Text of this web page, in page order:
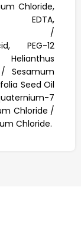
Chloride,
EDTA,
/
PEG-12
Helianthus
Sesamum
Seed Oil
7
Chloride /
Chloride.